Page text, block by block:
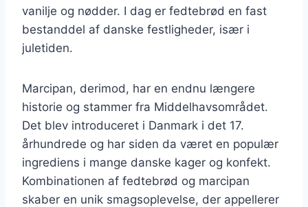
vanilje og nødder. I dag er fedtebrød en fast
bestanddel af danske festligheder, især i
juletiden.
Marcipan, derimod, har en endnu længere
historie og stammer fra Middelhavsområdet.
Det blev introduceret i Danmark i det 17.
århundrede og har siden da været en populær
ingrediens i mange danske kager og konfekt.
Kombinationen af fedtebrød og marcipan
skaber en unik smagsoplevelse, der appellerer